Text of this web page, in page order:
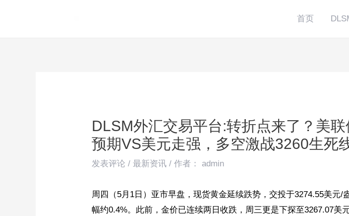
首页
DLSM外汇交易平台:转折点来了？美联
预期VS美元走强，多空激战3260生死
发表评论 /最新资讯 / 作者： admin
周四（5月1日）亚市早盘，现货黄金延续跌势，交投于3274.55美元/
幅约0.4%。此前，金价已连续两日收跌，周三更是下探至3267.07美